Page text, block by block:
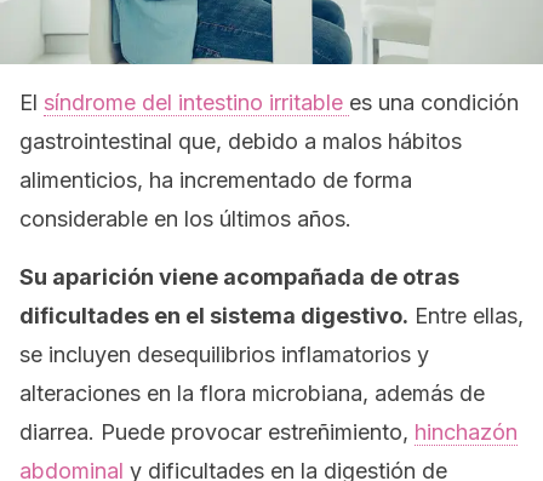
El síndrome del intestino irritable es una condición
gastrointestinal que, debido a malos hábitos
alimenticios, ha incrementado de forma
considerable en los últimos años.
Su aparición viene acompañada de otras
dificultades en el sistema digestivo. Entre ellas,
se incluyen desequilibrios inflamatorios y
alteraciones en la flora microbiana, además de
diarrea. Puede provocar estreñimiento, hinchazón
abdominal y dificultades en la digestión de